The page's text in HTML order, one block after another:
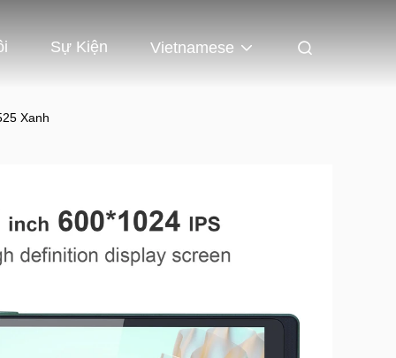
Sự Kiện Vietnamese
Xanh